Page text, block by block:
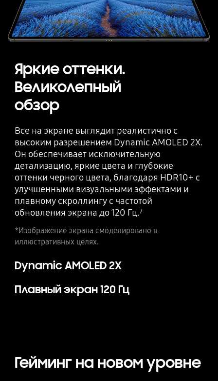
Яркие оттенки.
Великолепный
обзор
Все на экране выглядит реалистично с
высоким разрешением Dynamic AMOLED 2X.
Он обеспечивает исключительную
детализацию, яркие цвета и глубокие
оттенки черного цвета, благодаря HDR10+ с
улучшенными визуальными эффектами и
плавному скроллингу с частотой
обновления экрана до 120 Гц.7
*Изображение экрана смоделировано в
иллюстративных целях.
Dynamic AMOLED 2X
Плавный экран 120 Гц
Геймингна новом уровне